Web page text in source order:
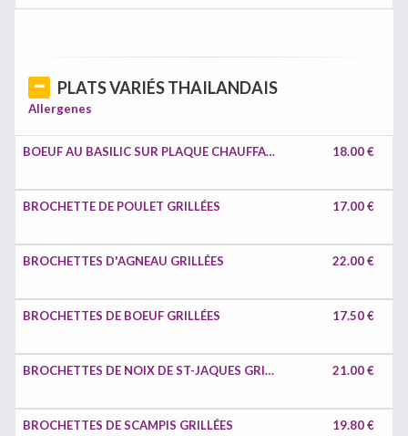
PLATS VARIÉS THAILANDAIS
Allergenes
BOEUF AU BASILIC SUR PLAQUE CHAUFFANTE 18.00 €
BROCHETTE DE POULET GRILLÉES 17.00 €
BROCHETTES D'AGNEAU GRILLÉES 22.00 €
BROCHETTES DE BOEUF GRILLÉES 17.50 €
BROCHETTES DE NOIX DE ST-JAQUES GRILLÉES 21.00 €
BROCHETTES DE SCAMPIS GRILLÉES 19.80 €